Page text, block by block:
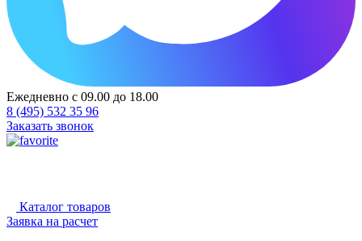
Ежедневно с 09.00 до 18.00
8 (495) 532 35 96
Заказать звонок
Каталог товаров
Заявка на расчет